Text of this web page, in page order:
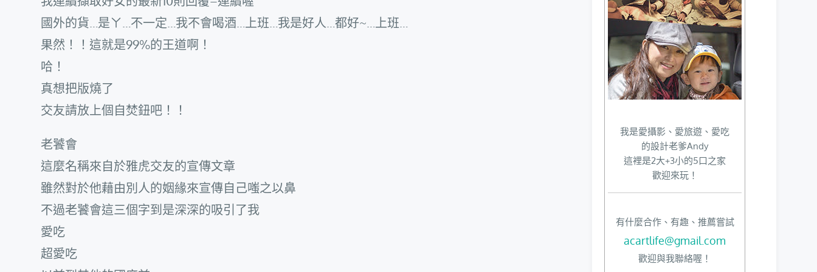
國外的貨…是ㄚ…不一定…我不會喝酒…上班…我是好人…都好~…上班…
果然！！這就是99%的王道啊！
哈！
真想把版燒了
交友請放上個自焚鈕吧！！
老饕會
這麼名稱來自於雅虎交友的宣傳文章
雖然對於他藉由別人的姻緣來宣傳自己嗤之以鼻
不過老饕會這三個字到是深深的吸引了我
愛吃
超愛吃
我是愛攝影、愛旅遊、愛吃
的設計老爹Andy
這裡是2大+3小的5口之家
歡迎來玩！
有什麼合作、有趣、推薦嘗試
acartlife@gmail.com
歡迎與我聯絡喔！